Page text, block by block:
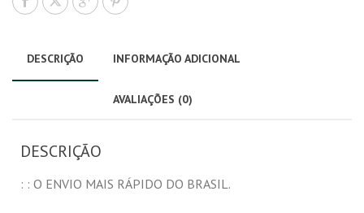
DESCRIÇÃO INFORMAÇÃO ADICIONAL
AVALIAÇÕES (0)
DESCRIÇÃO
: : O ENVIO MAIS RÁPIDO DO BRASIL.